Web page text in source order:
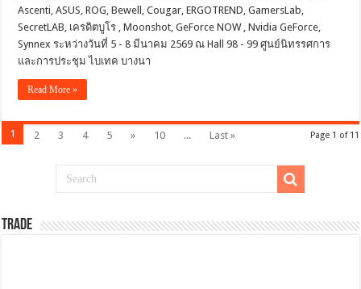
Ascenti, ASUS, ROG, Bewell, Cougar, ERGOTREND, GamersLab,
SecretLAB, เครดิตบูโร , Moonshot, GeForce NOW , Nvidia GeForce,
Synnex ระหว่างวันที่ 5 - 8 มีนาคม 2569 ณ Hall 98 - 99 ศูนย์นิทรรศการ
และการประชุม ไบเทค บางนา
Read More »
Page 1 of 11
1 2 3 4 5 » 10 ... Last »
TRADE